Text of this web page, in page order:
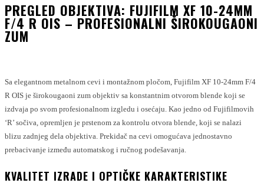
PREGLED OBJEKTIVA: FUJIFILM XF 10-24MM
F/4 R OIS – PROFESIONALNI ŠIROKOUGAONI
ZUM
Sa elegantnom metalnom cevi i montažnom pločom, Fujifilm XF 10-24mm F/4
R OIS je širokougaoni zum objektiv sa konstantnim otvorom blende koji se
izdvaja po svom profesionalnom izgledu i osećaju. Kao jedno od Fujifilmovih
‘R’ sočiva, opremljen je prstenom za kontrolu otvora blende, koji se nalazi
blizu zadnjeg dela objektiva. Prekidač na cevi omogućava jednostavno
prebacivanje između automatskog i ručnog podešavanja.
KVALITET IZRADE I OPTIČKE KARAKTERISTIKE